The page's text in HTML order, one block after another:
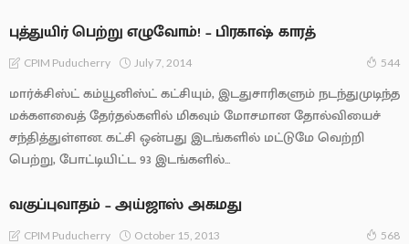
புத்துயிர் பெற்று எழுவோம்! – பிரகாஷ் காரத்
CPIM Puducherry July 7, 2014 544
மார்க்சிஸ்ட் கம்யூனிஸ்ட் கட்சியும், இடதுசாரிகளும் நடந்துமுடிந்த
மக்களவைத் தேர்தல்களில் மிகவும் மோசமான தோல்வியைச்
சந்தித்துள்ளன. கட்சி ஒன்பது இடங்களில் மட்டுமே வெற்றி
பெற்று, போட்டியிட்ட 93 இடங்களில்...
வகுப்புவாதம் – அய்ஜாஸ் அகமது
CPIM Puducherry October 15, 2013 568